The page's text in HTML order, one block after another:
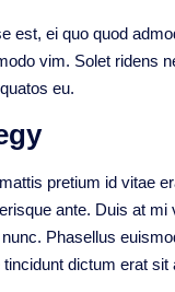
est, ei quo quod
vim. Solet ridens
eu.
pretium id vitae
ante. Duis at
Phasellus
dictum erat sit